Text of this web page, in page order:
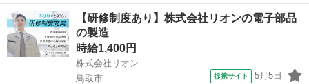
社員、職業紹介 ■入社日応相談、即日勤務OK、履歴書不要、Web面接
OK、友達と応募OK、職場見学OKまたは説明会あり、未経験歓迎、経
験者・有...
鳥取 その他 加工
【研修制度あり】株式会社リオンの電子部品
の製造
時給1,400円
株式会社リオン
鳥取市
提携サイト 5月5日